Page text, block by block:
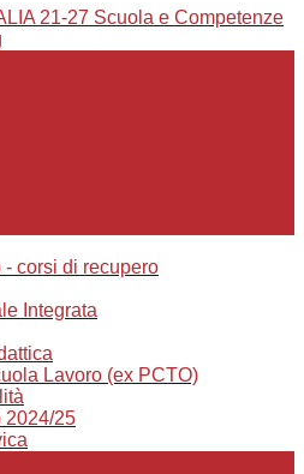
21-27 Scuola e Competenze
corsi di recupero
Integrata
Lavoro (ex PCTO)
2024/25